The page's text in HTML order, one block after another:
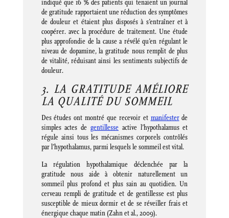
indiqué que 16 % des patients qui tenaient un journal
de gratitude rapportaient une réduction des symptômes
de douleur et étaient plus disposés à s’entraîner et à
coopérer. avec la procédure de traitement. Une étude
plus approfondie de la cause a révélé qu’en régulant le
niveau de dopamine, la gratitude nous remplit de plus
de vitalité, réduisant ainsi les sentiments subjectifs de
douleur.
3. LA GRATITUDE AMÉLIORE
LA QUALITÉ DU SOMMEIL
Des études ont montré que recevoir et manifesterde
simples actes de gentillesse active l’hypothalamus et
régule ainsi tous les mécanismes corporels contrôlés
par l’hypothalamus, parmi lesquels le sommeil est vital.
La régulation hypothalamique déclenchée par la
gratitude nous aide à obtenir naturellement un
sommeil plus profond et plus sain au quotidien. Un
cerveau rempli de gratitude et de gentillesse est plus
susceptible de mieux dormir et de se réveiller frais et
énergique chaque matin (Zahn et al., 2009).